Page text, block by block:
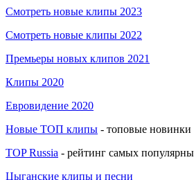
Смотреть новые клипы 2023
Смотреть новые клипы 2022
Премьеры новых клипов 2021
Клипы 2020
Евровидение 2020
Новые ТОП клипы - топовые новинки
TOP Russia - рейтинг самых
Цыганские клипы и песни